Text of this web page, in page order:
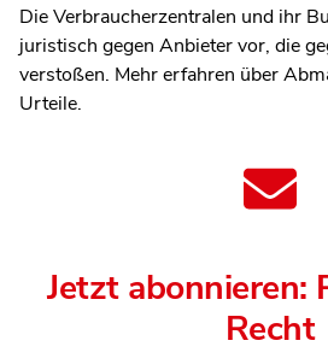
Die Verbraucherzentralen und ihr
juristisch gegen Anbieter vor, die
verstoßen. Mehr erfahren über
Urteile.
Jetzt abonnieren:
Recht